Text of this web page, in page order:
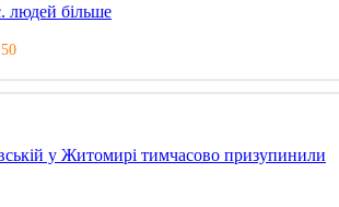
людей більше
у Житомирі тимчасово призупинили